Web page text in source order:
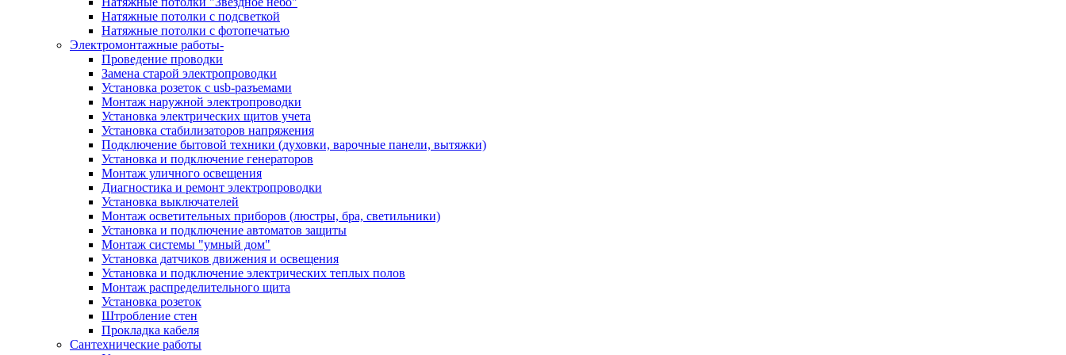
Натяжные потолки с подсветкой
Натяжные потолки с фотопечатью
Электромонтажные работы-
Проведение проводки
Замена старой электропроводки
Установка розеток с usb-разъемами
Монтаж наружной электропроводки
Установка электрических щитов учета
Установка стабилизаторов напряжения
Подключение бытовой техники (духовки, варочные панели, вытяжки)
Установка и подключение генераторов
Монтаж уличного освещения
Диагностика и ремонт электропроводки
Установка выключателей
Монтаж осветительных приборов (люстры, бра, светильники)
Установка и подключение автоматов защиты
Монтаж системы "умный дом"
Установка датчиков движения и освещения
Установка и подключение электрических теплых полов
Монтаж распределительного щита
Установка розеток
Штробление стен
Прокладка кабеля
Сантехнические работы